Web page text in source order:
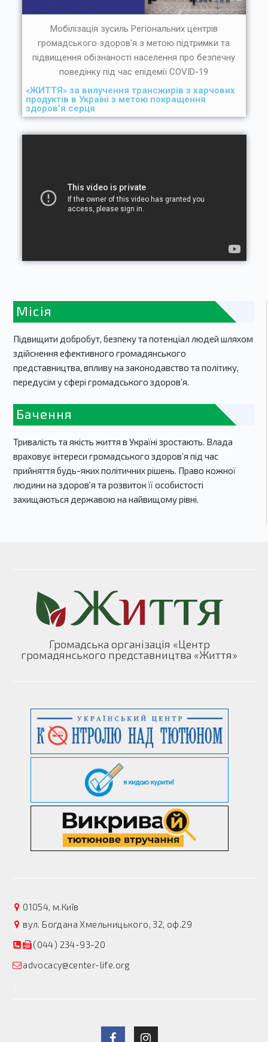
Мобілізація зусиль Регіональних центрів
громадського здоров'я з метою підтримки та
підвищення обізнаності населення про безпечну
поведінку під час епідемії COVID-19
«ЖИТТЯ» за вилучення трансжирів з харчових
продуктів в Україні з метою покращення
здоров’я серця
Місія
Підвищити добробут, безпеку та потенціал людей шляхом
здійснення ефективного громадянського
представництва, впливу на законодавство та політику,
передусім у сфері громадського здоров’я.
Бачення
Тривалість та якість життя в Україні зростають. Влада
враховує інтереси громадського здоров’я під час
прийняття будь-яких політичних рішень. Право кожної
людини на здоров’я та розвиток її особистості
захищаються державою на найвищому рівні.
Громадська організація «Центр
громадянського представництва «Життя»
01054, м.Київ
вул. Богдана Хмельницького, 32, оф.29
(044) 234-93-20
advocacy@center-life.org